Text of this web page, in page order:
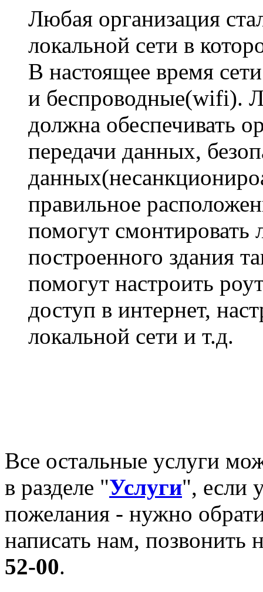
Любая организация
локальной сети в
В настоящее время
и беспроводные(wifi).
должна обеспечивать
передачи данных,
правильное
помогут смонтировать
построенного здания
помогут настроить
доступ в интернет,
локальной сети и т.д.
Все остальные услуги
в разделе "Услуги", если
пожелания - нужно
написать нам, позвонить
52-00.